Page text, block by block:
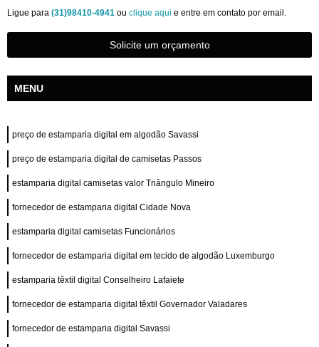
Ligue para (31)98410-4941 ou clique aqui e entre em contato por email.
Solicite um orçamento
MENU
preço de estamparia digital em algodão Savassi
preço de estamparia digital de camisetas Passos
estamparia digital camisetas valor Triângulo Mineiro
fornecedor de estamparia digital Cidade Nova
estamparia digital camisetas Funcionários
fornecedor de estamparia digital em tecido de algodão Luxemburgo
estamparia têxtil digital Conselheiro Lafaiete
fornecedor de estamparia digital têxtil Governador Valadares
fornecedor de estamparia digital Savassi